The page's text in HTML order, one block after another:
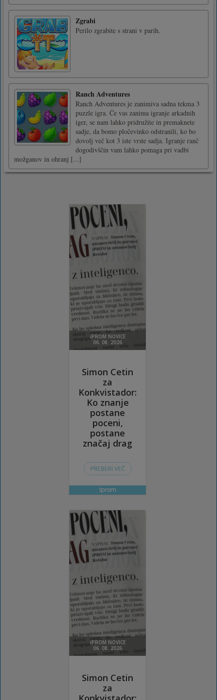
Zgrabi
Perilo zgrabite s strani v parih.
Ranch Adventures
Ranch Adventures je zanimiva sadna tekma 3
puzzle igra. Če vas zanima igranje arkadnih
iger, se nam lahko pridružite in premaknete
sadje, da bomo pločevinko odstranili, ko bo
dovolj več kot 3 iste vrste sadja. Igranje ranč
dogodivščin vam lahko pomaga pri vadbi
možganov in ohranj [...]